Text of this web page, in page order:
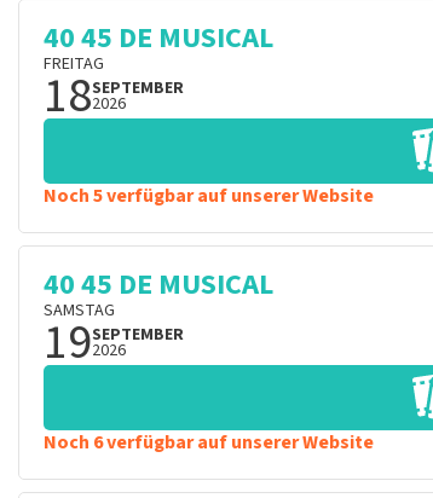
40 45 DE MUSICAL
FREITAG
18SEPTEMBER
2026
Noch 5 verfügbar auf unserer Website
40 45 DE MUSICAL
SAMSTAG
19SEPTEMBER
2026
Noch 6 verfügbar auf unserer Website